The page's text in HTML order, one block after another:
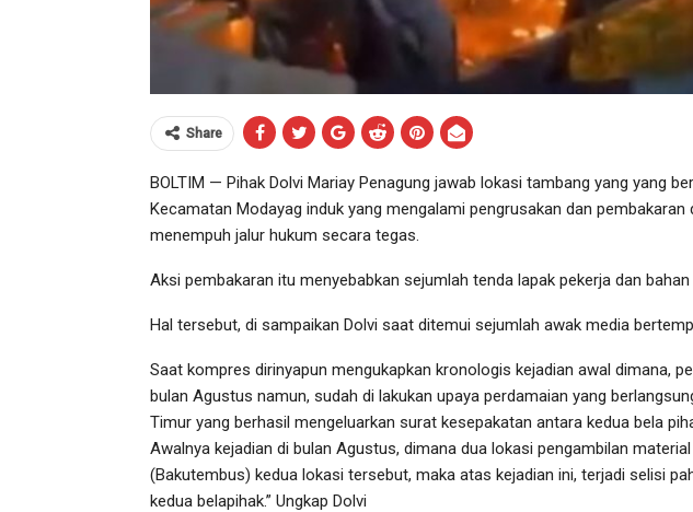
Share
BOLTIM — Pihak Dolvi Mariay Penagung jawab lokasi tambang yang yang
Kecamatan Modayag induk yang mengalami pengrusakan dan
menempuh jalur hukum secara tegas.
Aksi pembakaran itu menyebabkan sejumlah tenda lapak pekerja dan
Hal tersebut, di sampaikan Dolvi saat ditemui sejumlah awak media
Saat kompres dirinyapun mengukapkan kronologis kejadian awal dimana,
bulan Agustus namun, sudah di lakukan upaya perdamaian yang
Timur yang berhasil mengeluarkan surat kesepakatan antara kedua bela
Awalnya kejadian di bulan Agustus, dimana dua lokasi pengambilan
(Bakutembus) kedua lokasi tersebut, maka atas kejadian ini, terjadi selisi
kedua belapihak.” Ungkap Dolvi